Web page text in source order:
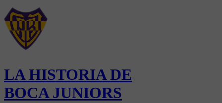
LA HISTORIA DE
BOCA JUNIORS